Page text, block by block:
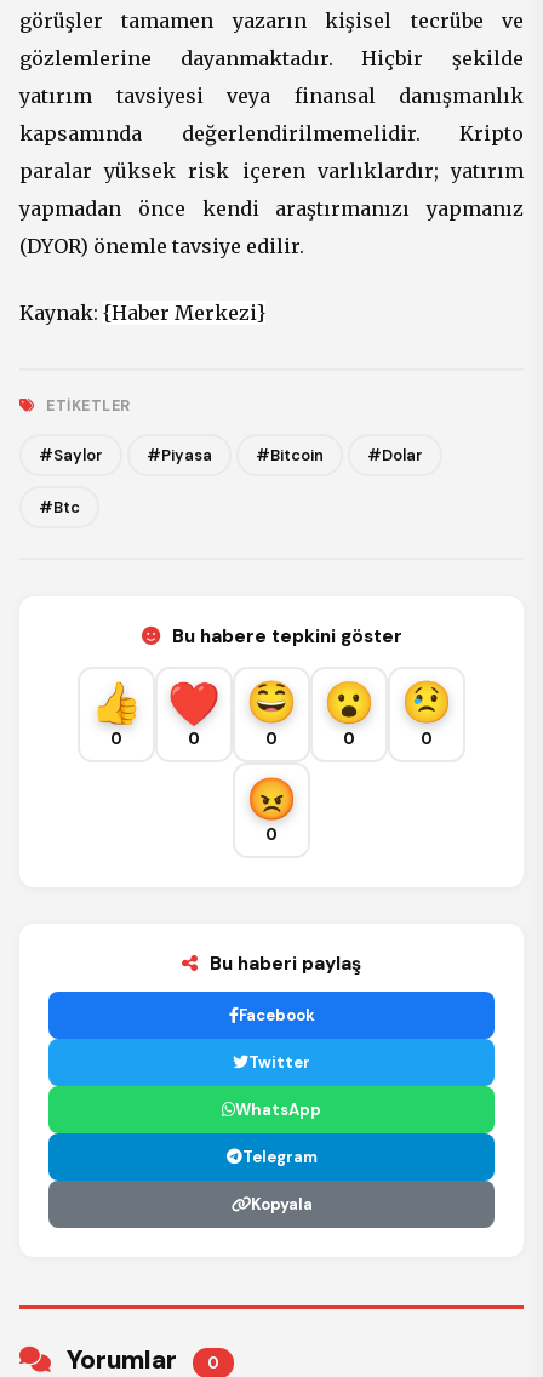
görüşler tamamen yazarın kişisel tecrübe ve
gözlemlerine dayanmaktadır. Hiçbir şekilde
yatırım tavsiyesi veya finansal danışmanlık
kapsamında değerlendirilmemelidir. Kripto
paralar yüksek risk içeren varlıklardır; yatırım
yapmadan önce kendi araştırmanızı yapmanız
(DYOR) önemle tavsiye edilir.
Kaynak: {Haber Merkezi}
ETIKETLER
#Saylor #Piyasa #Bitcoin #Dolar
#Btc
Bu habere tepkini göster
0 0 0 0 0
0
Bu haberi paylaş
Facebook
Twitter
WhatsApp
Telegram
Kopyala
Yorumlar 0